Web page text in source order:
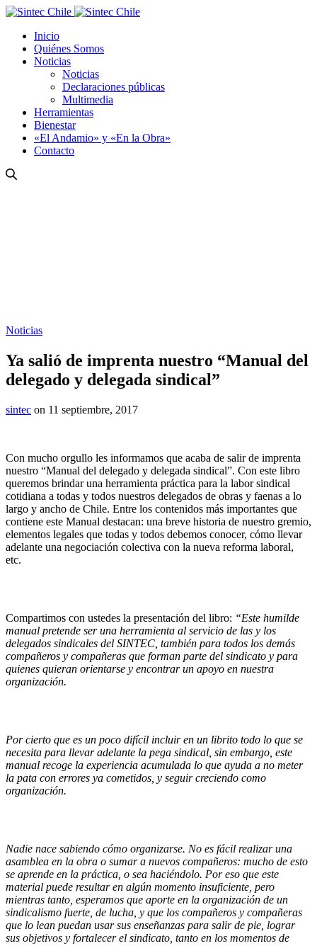
Inicio
Quiénes Somos
Noticias
Noticias
Declaraciones públicas
Multimedia
Herramientas
Bienestar
«El Andamio» y «En la Obra»
Contacto
Noticias
Ya salió de imprenta nuestro “Manual del
delegado y delegada sindical”
sintec on 11 septiembre, 2017
Con mucho orgullo les informamos que acaba de salir de imprenta
nuestro “Manual del delegado y delegada sindical”. Con este libro
queremos brindar una herramienta práctica para la labor sindical
cotidiana a todas y todos nuestros delegados de obras y faenas a lo
largo y ancho de Chile. Entre los contenidos más importantes que
contiene este Manual destacan: una breve historia de nuestro gremio,
elementos legales que todas y todos debemos conocer, cómo llevar
adelante una negociación colectiva con la nueva reforma laboral,
etc.
Compartimos con ustedes la presentación del libro: “Este humilde
manual pretende ser una herramienta al servicio de las y los
delegados sindicales del SINTEC, también para todos los demás
compañeros y compañeras que forman parte del sindicato y para
quienes quieran orientarse y encontrar un apoyo en nuestra
organización.
Por cierto que es un poco difícil incluir en un librito todo lo que se
necesita para llevar adelante la pega sindical, sin embargo, este
manual recoge la experiencia acumulada lo que ayuda a no meter
la pata con errores ya cometidos, y seguir creciendo como
organización.
Nadie nace sabiendo cómo organizarse. No es fácil realizar una
asamblea en la obra o sumar a nuevos compañeros: mucho de esto
se aprende en la práctica, o sea haciéndolo. Por eso que este
material puede resultar en algún momento insuficiente, pero
mientras tanto, esperamos que aporte en la organización de un
sindicalismo fuerte, de lucha, y que los compañeros y compañeras
que lo lean puedan usar sus enseñanzas para salir de pie, lograr
sus objetivos y fortalecer el sindicato, tanto en los momentos de